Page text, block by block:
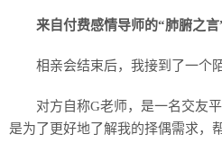
来自付费感情导师的“肺腑之言
相亲会结束后，我接到了一个
对方自称G老师，是一名交友
是为了更好地了解我的择偶需求，